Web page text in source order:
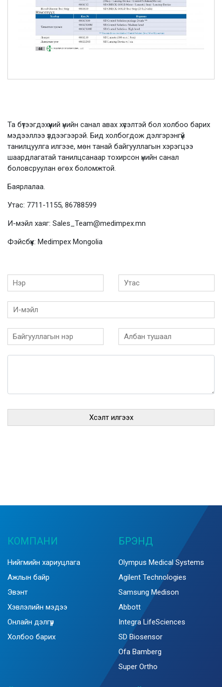
Та бүтээгдэхүүний үнийн санал авах хүсэлтэй бол холбоо барих
мэдээллээ үлдээгээрэй. Бид холбогдож дэлгэрэнгүй
танилцуулга илгээе, мөн танай байгууллагын хэрэгцээ
шаардлагатай танилцсанаар тохирсон үнийн санал
боловсруулан өгөх боломжтой.
Баярлалаа.
Утас: 7711-1155, 86788599
И-мэйл хаяг: Sales_Team@medimpex.mn
Фэйсбүүк: Medimpex Mongolia
КОМПАНИ
Нийгмийн хариуцлага
Ажлын байр
Эвэнт
Хэвлэлийн мэдээ
Онлайн дэлгүүр
Холбоо барих
БРЭНД
Olympus Medical Systems
Agilent Technologies
Samsung Medison
Abbott
Integra LifeSciences
SD Biosensor
Ofa Bamberg
Super Ortho